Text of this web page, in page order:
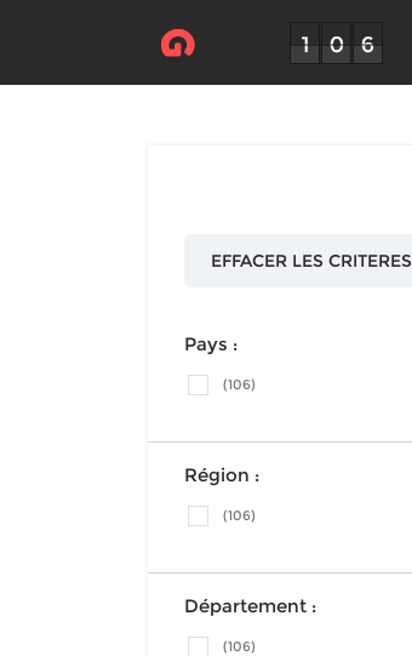
EFFACER LES CRITERES
Pays :
(106)
Région :
(106)
Département :
(106)